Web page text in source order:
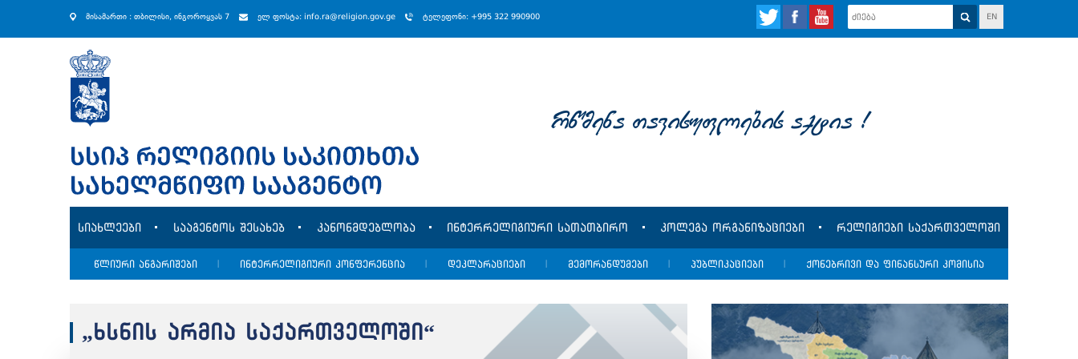
მისამართი : თბილისი, ინგოროყვას 7 ელ ფოსტა: info.ra@religion.gov.ge ტელეფონი: +995 322 990900 EN
rwmena Tavisuflebis aqtia !
სიახლეები სააგენტოს შესახებ კანონმდებლობა ინტერრელიგიური სათათბირო კოლეგა ორგანიზაციები რელიგიები საქართველოში
წლიური ანგარიშები ინტერრელიგიური კონფერენცია დეკლარაციები მემორანდუმები პუბლიკაციები ქონებრივი და ფინანსური კომისია
„ხსნის არმია საქართველოში“